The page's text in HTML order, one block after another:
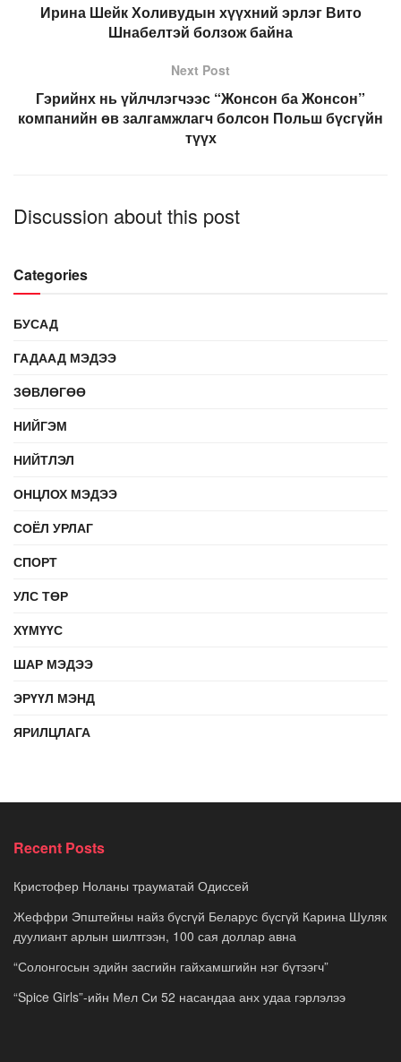
Ирина Шейк Холивудын хүүхний эрлэг Вито
Шнабелтэй болзож байна
Next Post
Гэрийнх нь үйлчлэгчээс “Жонсон ба Жонсон”
компанийн өв залгамжлагч болсон Польш бүсгүйн
түүх
Discussion about this post
Categories
БУСАД
ГАДААД МЭДЭЭ
ЗӨВЛӨГӨӨ
НИЙГЭМ
НИЙТЛЭЛ
ОНЦЛОХ МЭДЭЭ
СОЁЛ УРЛАГ
СПОРТ
УЛС ТӨР
ХҮМҮҮС
ШАР МЭДЭЭ
ЭРҮҮЛ МЭНД
ЯРИЛЦЛАГА
Recent Posts
Кристофер Ноланы трауматай Одиссей
Жеффри Эпштейны найз бүсгүй Беларус бүсгүй Карина Шуляк
дуулиант арлын шилтгээн, 100 сая доллар авна
“Солонгосын эдийн засгийн гайхамшгийн нэг бүтээгч”
“Spice Girls”-ийн Мел Си 52 насандаа анх удаа гэрлэлээ